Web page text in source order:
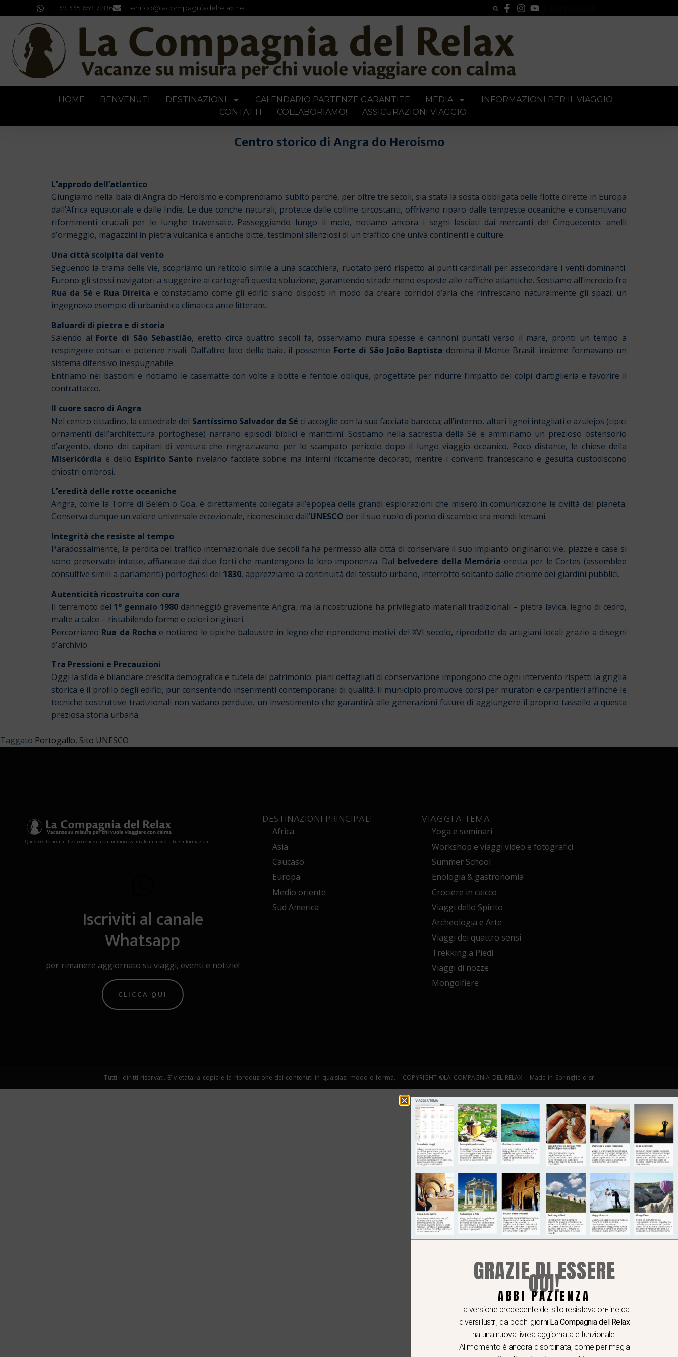
+39 335 659 7286 enrico@lacompagniadelrelax.net
HOME BENVENUTI DESTINAZIONI CALENDARIO PARTENZE GARANTITE MEDIA
INFORMAZIONI PER IL VIAGGIO
CONTATTI
COLLABORIAMO! ASSICURAZIONI VIAGGIO
Centro storico di Angra do Heroísmo
L’approdo dell’atlantico
Giungiamo nella baia di Angra do Heroísmo e comprendiamo subito perché, per oltre tre secoli, sia stata la sosta obbligata delle flotte dirette in Europa
dall’Africa equatoriale e dalle Indie. Le due conche naturali, protette dalle colline circostanti, offrivano riparo dalle tempeste oceaniche e consentivano
rifornimenti cruciali per le lunghe traversate. Passeggiando lungo il molo, notiamo ancora i segni lasciati dai mercanti del Cinquecento: anelli
d’ormeggio, magazzini in pietra vulcanica e antiche bitte, testimoni silenziosi di un traffico che univa continenti e culture.
Una città scolpita dal vento
Seguendo la trama delle vie, scopriamo un reticolo simile a una scacchiera, ruotato però rispetto ai punti cardinali per assecondare i venti dominanti.
Furono gli stessi navigatori a suggerire ai cartografi questa soluzione, garantendo strade meno esposte alle raffiche atlantiche. Sostiamo all’incrocio fra
Rua da Sé e Rua Direita e constatiamo come gli edifici siano disposti in modo da creare corridoi d’aria che rinfrescano naturalmente gli spazi, un
ingegnoso esempio di urbanistica climatica ante litteram.
Baluardi di pietra e di storia
Salendo al Forte di São Sebastião, eretto circa quattro secoli fa, osserviamo mura spesse e cannoni puntati verso il mare, pronti un tempo a
respingere corsari e potenze rivali. Dall’altro lato della baia, il possente Forte di São João Baptista domina il Monte Brasil: insieme formavano un
sistema difensivo inespugnabile.
Entriamo nei bastioni e notiamo le casematte con volte a botte e feritoie oblique, progettate per ridurre l’impatto dei colpi d’artiglieria e favorire il
contrattacco.
Il cuore sacro di Angra
Nel centro cittadino, la cattedrale del Santíssimo Salvador da Sé ci accoglie con la sua facciata barocca; all’interno, altari lignei intagliati e azulejos (tipici
ornamenti dell’architettura portoghese) narrano episodi biblici e marittimi. Sostiamo nella sacrestia della Sé e ammiriamo un prezioso ostensorio
d’argento, dono dei capitani di ventura che ringraziavano per lo scampato pericolo dopo il lungo viaggio oceanico. Poco distante, le chiese della
Misericórdia e dello Espírito Santo rivelano facciate sobrie ma interni riccamente decorati, mentre i conventi francescano e gesuita custodiscono
chiostri ombrosi.
L’eredità delle rotte oceaniche
Angra, come la Torre di Belém o Goa, è direttamente collegata all’epopea delle grandi esplorazioni che misero in comunicazione le civiltà del pianeta.
Conserva dunque un valore universale eccezionale, riconosciuto dall’UNESCO per il suo ruolo di porto di scambio tra mondi lontani.
Integrità che resiste al tempo
Paradossalmente, la perdita del traffico internazionale due secoli fa ha permesso alla città di conservare il suo impianto originario: vie, piazze e case si
sono preservate intatte, affiancate dai due forti che mantengono la loro imponenza. Dal belvedere della Memória eretta per le Cortes (assemblee
consultive simili a parlamenti) portoghesi del 1830, apprezziamo la continuità del tessuto urbano, interrotto soltanto dalle chiome dei giardini pubblici.
Autenticità ricostruita con cura
Il terremoto del 1° gennaio 1980danneggiò gravemente Angra, ma la ricostruzione ha privilegiato materiali tradizionali – pietra lavica, legno di cedro,
malte a calce – ristabilendo forme e colori originari.
Percorriamo Rua da Rocha e notiamo le tipiche balaustre in legno che riprendono motivi del XVI secolo, riprodotte da artigiani locali grazie a disegni
d’archivio.
Tra Pressioni e Precauzioni
Oggi la sfida è bilanciare crescita demografica e tutela del patrimonio: piani dettagliati di conservazione impongono che ogni intervento rispetti la griglia
storica e il profilo degli edifici, pur consentendo inserimenti contemporanei di qualità. Il municipio promuove corsi per muratori e carpentieri affinché le
tecniche costruttive tradizionali non vadano perdute, un investimento che garantirà alle generazioni future di aggiungere il proprio tassello a questa
preziosa storia urbana.
Taggato Portogallo, Sito UNESCO
Questo sito non utilizza cookies e non memorizza in alcun modo le tue informazioni
Iscriviti al canale
Whatsapp
per rimanere aggiornato su viaggi, eventi e notizie!
CLICCA QUI
DESTINAZIONI PRINCIPALI
Africa
Asia
Caucaso
Europa
Medio oriente
Sud America
VIAGGI A TEMA
Yoga e seminari
Workshop e viaggi video e fotografici
Summer School
Enologia & gastronomia
Crociere in caicco
Viaggi dello Spirito
Archeologia e Arte
Viaggi dei quattro sensi
Trekking a Piedi
Viaggi di nozze
Mongolfiere
Tutti i diritti riservati. E’ vietata la copia e la riproduzione dei contenuti in qualsiasi modo o forma. – COPYRIGHT ©LA COMPAGNIA DEL RELAX – Made in Springfield srl
GRAZIE DI ESSERE
QUI!
ABBI PAZIENZA
La versione precedente del sito resisteva on-line da
diversi lustri, da pochi giorni La Compagnia del Relax
ha una nuova livrea aggiornata e funzionale.
Al momento è ancora disordinata, come per magia